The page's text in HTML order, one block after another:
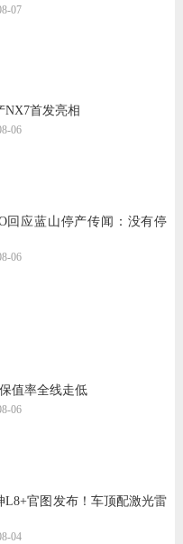
07
NX7首发亮相
06
回应蓝山停产传闻：没有停
06
值率全线走低
06
L8+官图发布！车顶配激光雷
04